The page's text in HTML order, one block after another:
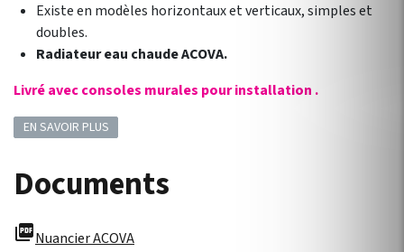
Existe en modèles horizontaux et verticaux, simples et
doubles.
Radiateur eau chaude ACOVA.
Livré avec consoles murales pour installation .
EN SAVOIR PLUS
Documents
picture_as_pdfNuancier ACOVA